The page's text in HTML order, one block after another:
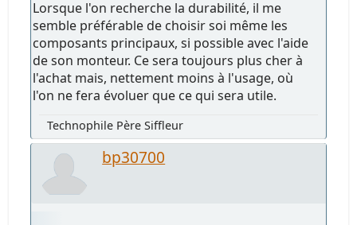
Lorsque l'on recherche la durabilité, il me
semble préférable de choisir soi même les
composants principaux, si possible avec l'aide
de son monteur. Ce sera toujours plus cher à
l'achat mais, nettement moins à l'usage, où
l'on ne fera évoluer que ce qui sera utile.
Technophile Père Siffleur
bp30700